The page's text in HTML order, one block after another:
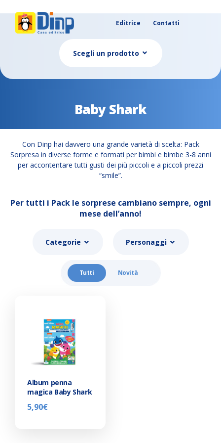
Editrice Contatti
Scegli un prodotto
Baby Shark
Con Dinp hai davvero una grande varietà di scelta: Pack
Sorpresa in diverse forme e formati per bimbi e bimbe 3-8 anni
per accontentare tutti gusti dei più piccoli e a piccoli prezzi
“smile”.
Per tutti i Pack le sorprese cambiano sempre, ogni
mese dell’anno!
Categorie Personaggi
Tutti Novità
Album penna
magica Baby Shark
5,90€